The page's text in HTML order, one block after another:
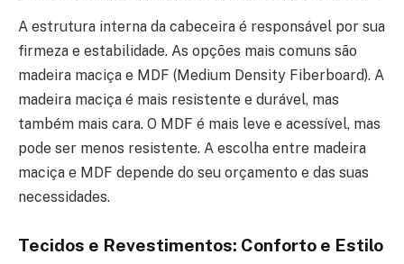
A estrutura interna da cabeceira é responsável por sua
firmeza e estabilidade. As opções mais comuns são
madeira maciça e MDF (Medium Density Fiberboard). A
madeira maciça é mais resistente e durável, mas
também mais cara. O MDF é mais leve e acessível, mas
pode ser menos resistente. A escolha entre madeira
maciça e MDF depende do seu orçamento e das suas
necessidades.
Tecidos e Revestimentos: Conforto e Estilo